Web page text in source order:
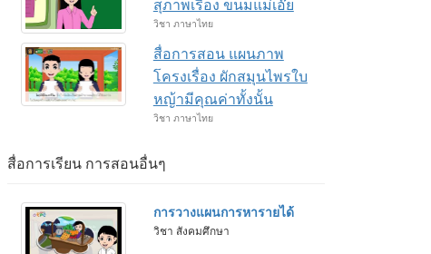
สุภาพเรื่อง ขนมแม่เอ๊ย
วิชา ภาษาไทย
สื่อการสอน แผนภาพ
โครงเรื่อง ผักสมุนไพรใบ
หญ้ามีคุณค่าทั้งนั้น
วิชา ภาษาไทย
สื่อการเรียน การสอนอื่นๆ
การวางแผนการหารายได้
วิชา สังคมศึกษา